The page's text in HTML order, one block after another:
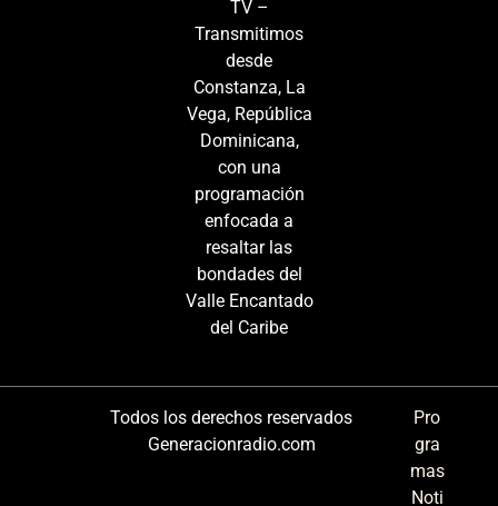
TV –
Transmitimos
desde
Constanza, La
Vega, República
Dominicana,
con una
programación
enfocada a
resaltar las
bondades del
Valle Encantado
del Caribe
Todos los derechos reservados
Generacionradio.com
Pro
gra
mas
Noti